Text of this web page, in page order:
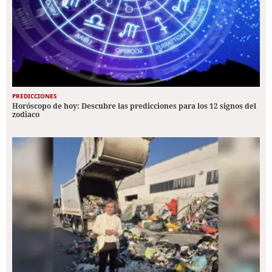
PREDICCIONES
Horóscopo de hoy: Descubre las predicciones para los 12 signos del
zodiaco